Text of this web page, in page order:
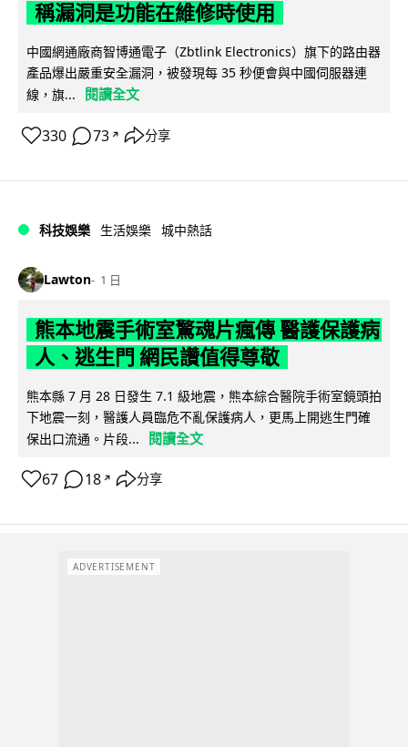
稱漏洞是功能在維修時使用
中國網通廠商智博通電子（Zbtlink Electronics）旗下的路由器
產品爆出嚴重安全漏洞，被發現每 35 秒便會與中國伺服器連
線，旗...
閱讀全文
330 73 ↗ 分享
科技娛樂 生活娛樂 城中熱話
Lawton 1 日
熊本地震手術室驚魂片瘋傳 醫護保護病
人、逃生門 網民讚值得尊敬
熊本縣 7 月 28 日發生 7.1 級地震，熊本綜合醫院手術室鏡頭拍
下地震一刻，醫護人員臨危不亂保護病人，更馬上開逃生門確
保出口流通。片段...
閱讀全文
67 18 ↗ 分享
ADVERTISEMENT